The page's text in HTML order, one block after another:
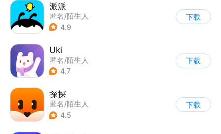
派派
匿名/陌生人
4.9
下载
Uki
匿名/陌生人
4.7
下载
探探
匿名/陌生人
4.5
下载